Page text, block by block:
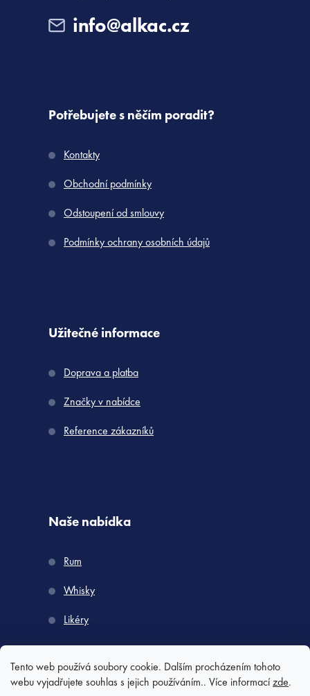
Tento web používá soubory cookie. Dalším procházením tohoto
webu vyjadřujete souhlas s jejich používáním.. Více informacízde.
info@alkac.cz
Potřebujete s něčím poradit?
Kontakty
Obchodní podmínky
Odstoupení od smlouvy
Podmínky ochrany osobních údajů
Užitečné informace
Doprava a platba
Značky v nabídce
Reference zákazníků
Naše nabídka
Rum
Whisky
Likéry